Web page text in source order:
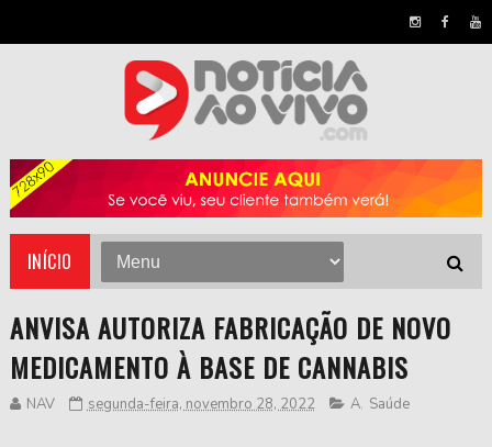
INÍCIO
ANVISA AUTORIZA FABRICAÇÃO DE NOVO
MEDICAMENTO À BASE DE CANNABIS
NAV segunda-feira, novembro 28, 2022 A, Saúde